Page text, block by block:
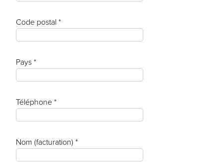
Code postal *
Pays *
Téléphone *
Nom (facturation) *